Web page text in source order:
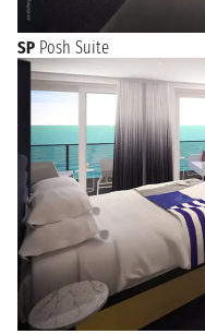
SP Posh Suite